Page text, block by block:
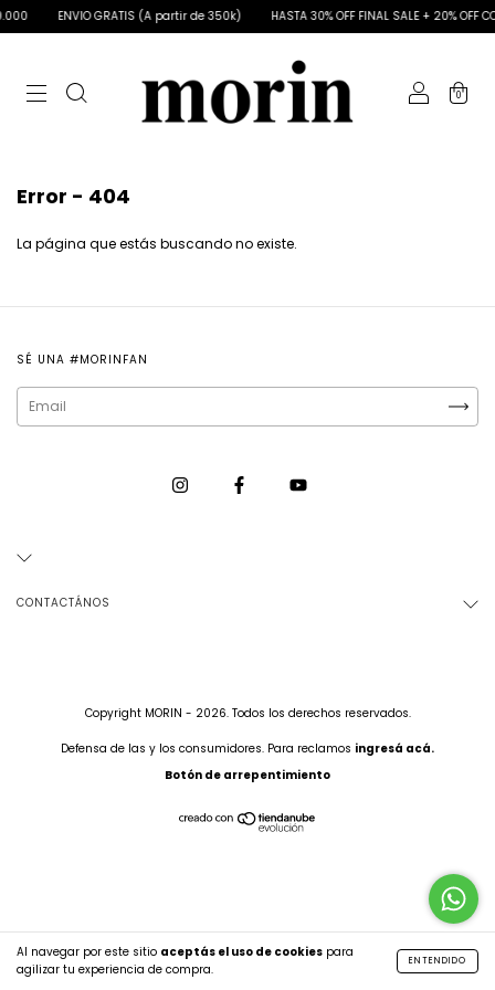
ENVIO GRATIS (A partir de 350k) HASTA 30% OFF FINAL SALE + 20% OFF
0
Al navegar por este sitio aceptás el uso de cookies para
agilizar tu experiencia de compra.
ENTENDIDO
Error - 404
La página que estás buscando no existe.
SÉ UNA #MORINFAN
CONTACTÁNOS
Copyright MORIN - 2026. Todos los derechos reservados.
Defensa de las y los consumidores. Para reclamos ingresá acá.
Botón de arrepentimiento